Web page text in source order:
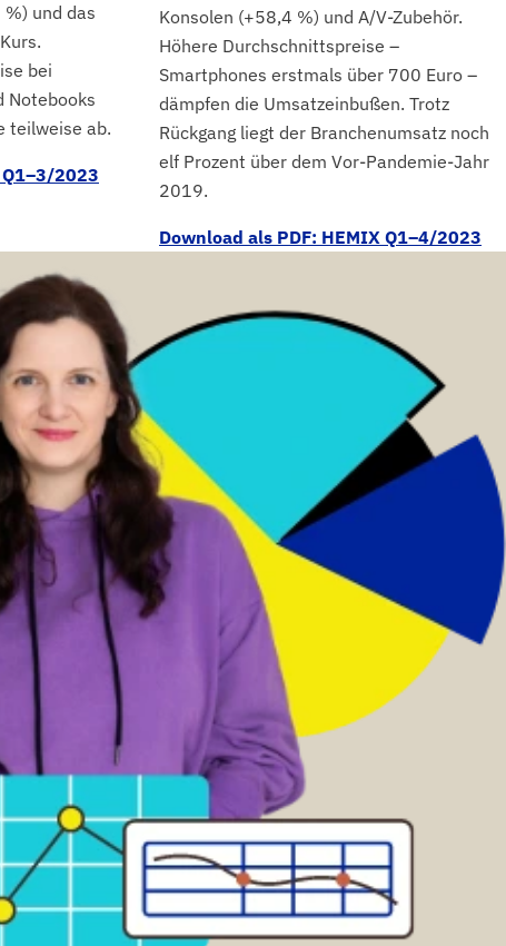
und das
bei
Notebooks
teilweise ab.
Q1–3/2023
Konsolen (+58,4 %) und A/V-Zubehör.
Höhere Durchschnittspreise –
Smartphones erstmals über 700 Euro –
dämpfen die Umsatzeinbußen. Trotz
Rückgang liegt der Branchenumsatz noch
elf Prozent über dem Vor-Pandemie-Jahr
2019.
Download als PDF: HEMIX Q1–4/2023